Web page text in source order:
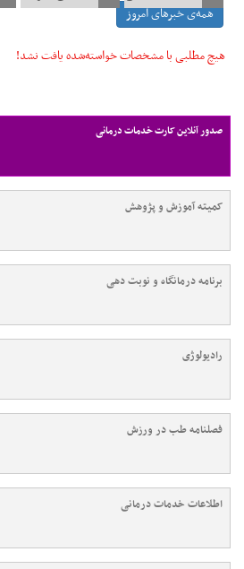
همه‌ی خبرهای امروز
هیچ مطلبی با مشخصات خواسته‌شده یافت نشد!
صدور آنلاین کارت خدمات درمانی
کمیته آموزش و پژوهش
برنامه درمانگاه و نوبت دهی
رادیولوژی
فصلنامه طب در ورزش
اطلاعات خدمات درمانی